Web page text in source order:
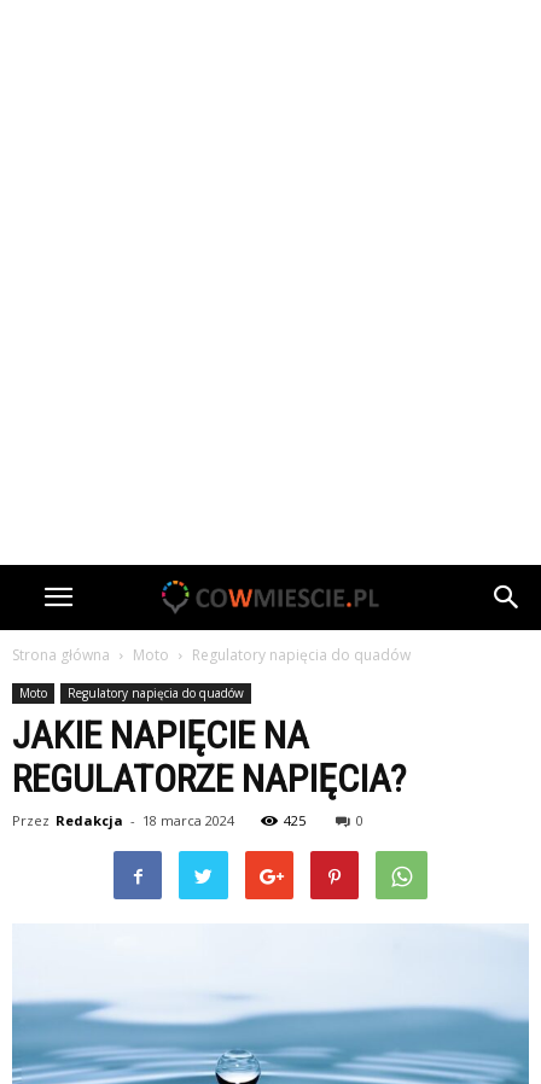
Strona główna Moto Regulatory napięcia do quadów
Moto Regulatory napięcia do quadów
JAKIE NAPIĘCIE NA
REGULATORZE NAPIĘCIA?
Przez Redakcja - 18 marca 2024 425 0